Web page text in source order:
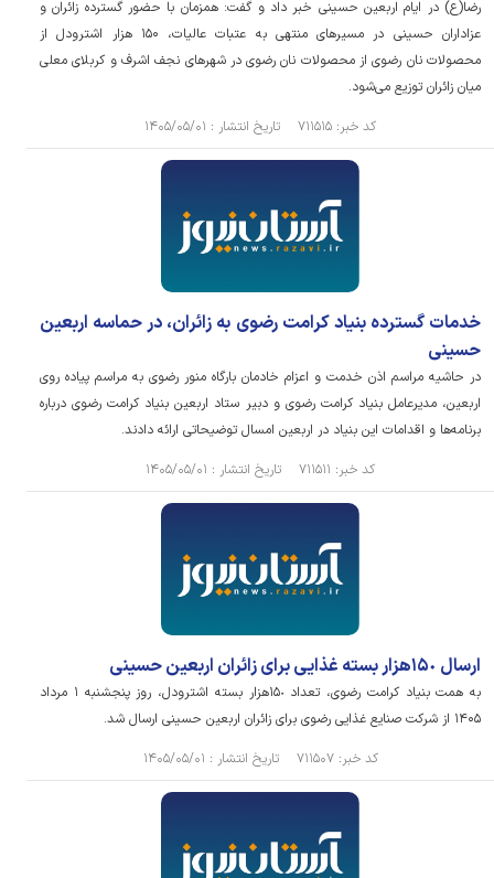
رضا(ع) در ایام اربعین حسینی خبر داد و گفت: همزمان با حضور گسترده زائران و
عزاداران حسینی در مسیرهای منتهی به عتبات عالیات، ۱۵۰ هزار اشترودل از
محصولات نان رضوی از محصولات نان رضوی در شهرهای نجف اشرف و کربلای معلی
میان زائران توزیع می‌شود.
کد خبر: ۷۱۱۵۱۵ تاریخ انتشار : ۱۴۰۵/۰۵/۰۱
خدمات گسترده بنیاد کرامت رضوی به زائران، در حماسه اربعین
حسینی
در حاشیه مراسم اذن خدمت و اعزام خادمان بارگاه منور رضوی به مراسم پیاده روی
اربعین، مدیرعامل بنیاد کرامت رضوی و دبیر ستاد اربعین بنیاد کرامت رضوی درباره
برنامه‌ها و اقدامات این بنیاد در اربعین امسال توضیحاتی ارائه دادند.
کد خبر: ۷۱۱۵۱۱ تاریخ انتشار : ۱۴۰۵/۰۵/۰۱
ارسال ١۵٠هزار بسته غذایی برای زائران اربعین حسینی
به همت بنیاد کرامت رضوی، تعداد ١۵٠هزار بسته اشترودل، روز پنجشنبه ۱ مرداد
۱۴۰۵ از شرکت صنایع غذایی رضوی برای زائران اربعین حسینی ارسال شد.
کد خبر: ۷۱۱۵۰۷ تاریخ انتشار : ۱۴۰۵/۰۵/۰۱